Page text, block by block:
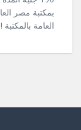
بمكتبة مصر
العامة بالمكتبة